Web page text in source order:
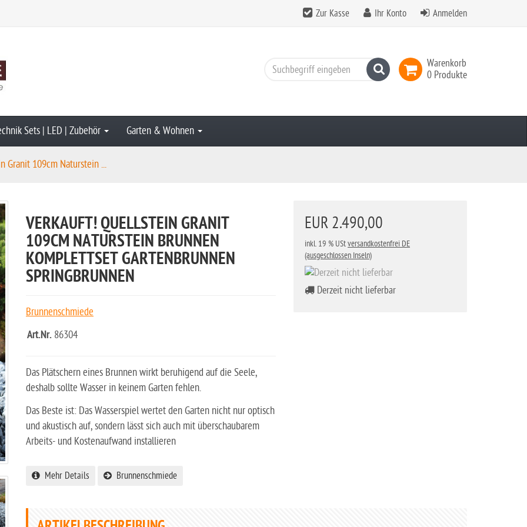
Zur Kasse Ihr Konto Anmelden
Warenkorb
0 Produkte
Suchen
Sets | LED | Zubehör Garten & Wohnen
Granit 109cm Naturstein ...
EUR 2.490,00
inkl. 19 % UStversandkostenfrei DE
(ausgeschlossen Inseln)
Derzeit nicht lieferbar
VERKAUFT! QUELLSTEIN GRANIT
109CM NATURSTEIN BRUNNEN
KOMPLETTSET GARTENBRUNNEN
SPRINGBRUNNEN
Brunnenschmiede
Art.Nr. 86304
Das Plätschern eines Brunnen wirkt beruhigend auf die Seele,
deshalb sollte Wasser in keinem Garten fehlen.
Das Beste ist: Das Wasserspiel wertet den Garten nicht nur optisch
und akustisch auf, sondern lässt sich auch mit überschaubarem
Arbeits- und Kostenaufwand installieren
Mehr Details Brunnenschmiede